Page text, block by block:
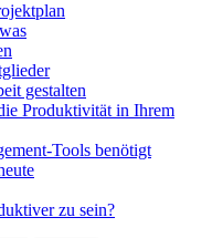
gestalten
Produktivität in Ihrem
Tools benötigt
zu sein?